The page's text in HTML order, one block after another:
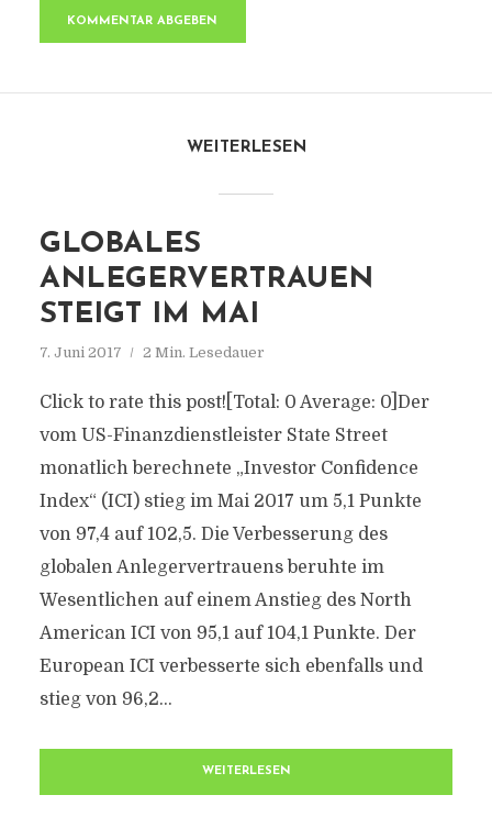
WEITERLESEN
GLOBALES
ANLEGERVERTRAUEN
STEIGT IM MAI
7. Juni 2017 2 Min. Lesedauer
Click to rate this post![Total: 0 Average: 0]Der
vom US-Finanzdienstleister State Street
monatlich berechnete „Investor Confidence
Index“ (ICI) stieg im Mai 2017 um 5,1 Punkte
von 97,4 auf 102,5. Die Verbesserung des
globalen Anlegervertrauens beruhte im
Wesentlichen auf einem Anstieg des North
American ICI von 95,1 auf 104,1 Punkte. Der
European ICI verbesserte sich ebenfalls und
stieg von 96,2...
WEITERLESEN